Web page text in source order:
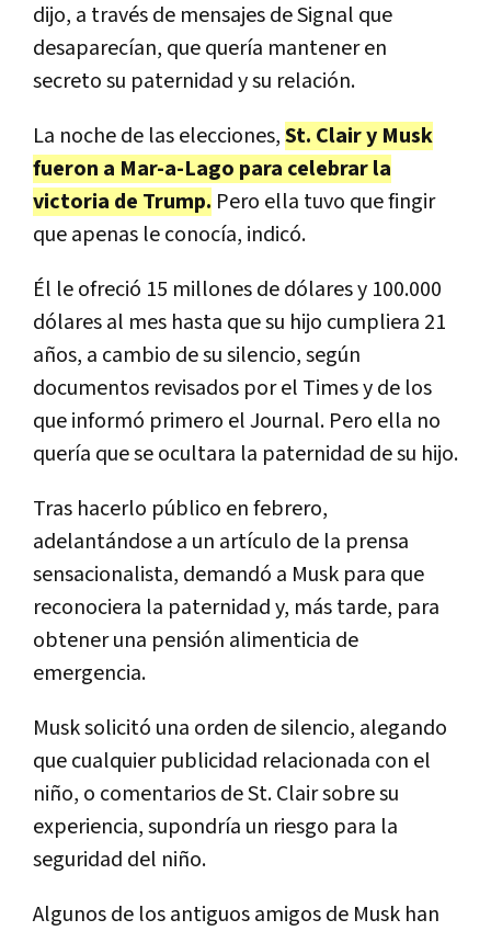
dijo, a través de mensajes de Signal que
desaparecían, que quería mantener en
secreto su paternidad y su relación.
La noche de las elecciones,St. Clair y Musk
fueron a Mar-a-Lago para celebrar la
victoria de Trump. Pero ella tuvo que fingir
que apenas le conocía, indicó.
Él le ofreció 15 millones de dólares y 100.000
dólares al mes hasta que su hijo cumpliera 21
años, a cambio de su silencio, según
documentos revisados por el Times y de los
que informó primero el Journal. Pero ella no
quería que se ocultara la paternidad de su hijo.
Tras hacerlo público en febrero,
adelantándose a un artículo de la prensa
sensacionalista, demandó a Musk para que
reconociera la paternidad y, más tarde, para
obtener una pensión alimenticia de
emergencia.
Musk solicitó una orden de silencio, alegando
que cualquier publicidad relacionada con el
niño, o comentarios de St. Clair sobre su
experiencia, supondría un riesgo para la
seguridad del niño.
Algunos de los antiguos amigos de Musk han